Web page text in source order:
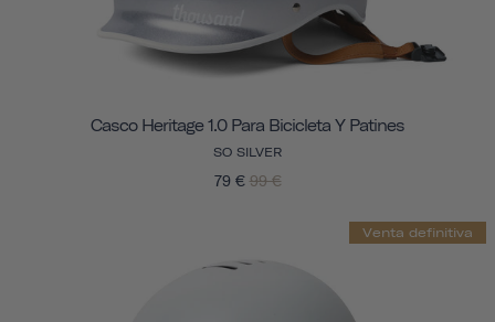
Casco Heritage 1.0 Para Bicicleta Y Patines
SO SILVER
79 € 99 €
Venta definitiva